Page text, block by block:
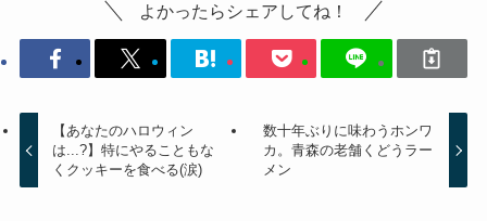
よかったらシェアしてね！
【あなたのハロウィン
は...?】特にやることもな
くクッキーを食べる(涙)
数十年ぶりに味わうホンワ
カ。青森の老舗くどうラー
メン